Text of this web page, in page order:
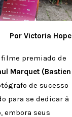
Por Victoria Hope
filme premiado de
Marquet (Bastien
de sucesso
para se dedicar à
embora seus